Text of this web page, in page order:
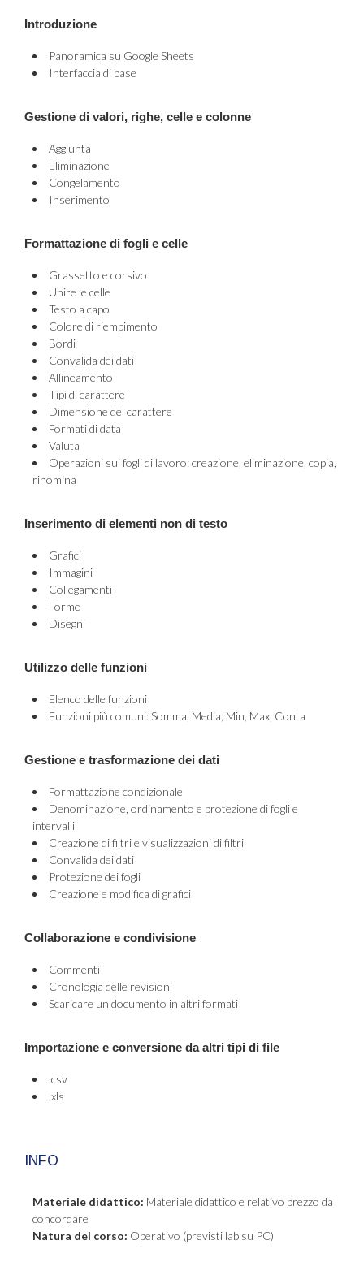
Introduzione
Panoramica su Google Sheets
Interfaccia di base
Gestione di valori, righe, celle e colonne
Aggiunta
Eliminazione
Congelamento
Inserimento
Formattazione di fogli e celle
Grassetto e corsivo
Unire le celle
Testo a capo
Colore di riempimento
Bordi
Convalida dei dati
Allineamento
Tipi di carattere
Dimensione del carattere
Formati di data
Valuta
Operazioni sui fogli di lavoro: creazione, eliminazione, copia,
rinomina
Inserimento di elementi non di testo
Grafici
Immagini
Collegamenti
Forme
Disegni
Utilizzo delle funzioni
Elenco delle funzioni
Funzioni più comuni: Somma, Media, Min, Max, Conta
Gestione e trasformazione dei dati
Formattazione condizionale
Denominazione, ordinamento e protezione di fogli e
intervalli
Creazione di filtri e visualizzazioni di filtri
Convalida dei dati
Protezione dei fogli
Creazione e modifica di grafici
Collaborazione e condivisione
Commenti
Cronologia delle revisioni
Scaricare un documento in altri formati
Importazione e conversione da altri tipi di file
.csv
.xls
INFO
Materiale didattico: Materiale didattico e relativo prezzo da
concordare
Natura del corso: Operativo (previsti lab su PC)